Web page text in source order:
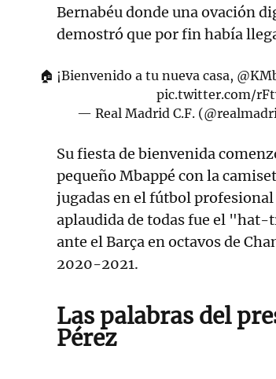
Bernabéu donde una ovación
demostró que por fin había
🏠 ¡Bienvenido a tu nueva casa,
pic.twitter.com/
— Real Madrid C.F.
Su fiesta de bienvenida
pequeño Mbappé con la
jugadas en el fútbol profesional
aplaudida de todas fue el "hat-
ante el Barça en octavos de
2020-2021.
Las palabras del
Pérez